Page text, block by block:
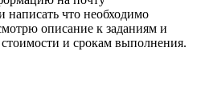
написать что необходимо
описание к заданиям и
и срокам выполнения.